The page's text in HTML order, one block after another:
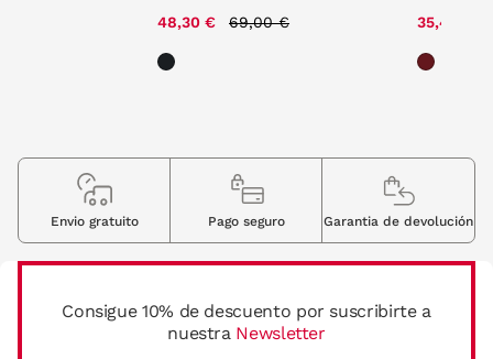
48,30 € 69,00 € 35,40 €
Consigue 10% de descuento por suscribirte a
nuestra Newsletter
Envio gratuito Pago seguro Garantia de devolución